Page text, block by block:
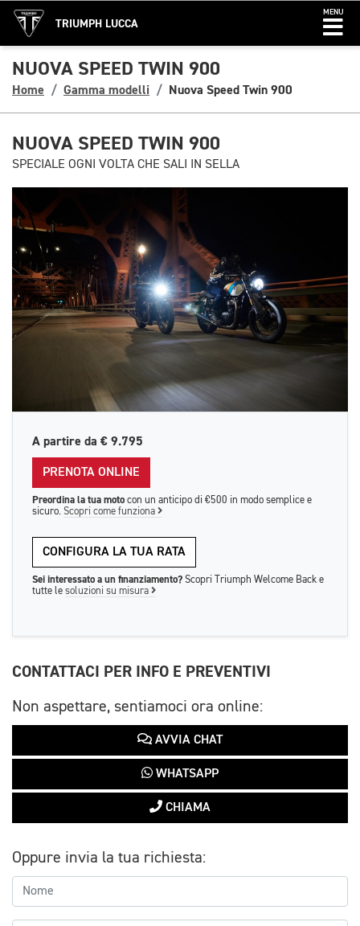
TRIUMPH LUCCA
MENU
NUOVA SPEED TWIN 900
Home Gamma modelli Nuova Speed Twin 900
NUOVA SPEED TWIN 900
SPECIALE OGNI VOLTA CHE SALI IN SELLA
A partire da € 9.795
PRENOTA ONLINE
Preordina la tua moto con un anticipo di €500 in modo semplice e
sicuro. Scopri come funziona
CONFIGURA LA TUA RATA
Sei interessato a un finanziamento? Scopri Triumph Welcome Back e
tutte le soluzioni su misura
CONTATTACI PER INFO E PREVENTIVI
Non aspettare, sentiamoci ora online:
AVVIA CHAT
WHATSAPP
CHIAMA
Oppure invia la tua richiesta: